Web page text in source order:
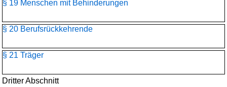
§ 19 Menschen mit Behinderungen
§ 20 Berufsrückkehrende
§ 21 Träger
Dritter Abschnitt